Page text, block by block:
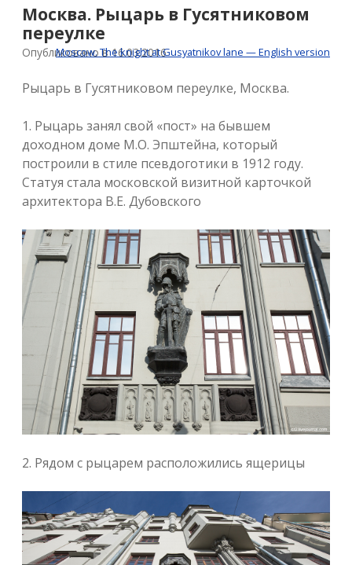
Москва. Рыцарь в Гусятниковом
переулке
Опубликовано в 16.03.2016
Moscow. The knight at Gusyatnikov lane — English version
Рыцарь в Гусятниковом переулке, Москва.
1. Рыцарь занял свой «пост» на бывшем
доходном доме М.О. Эпштейна, который
построили в стиле псевдоготики в 1912 году.
Cтатуя стала московской визитной карточкой
архитектора В.Е. Дубовского
2. Рядом с рыцарем расположились ящерицы